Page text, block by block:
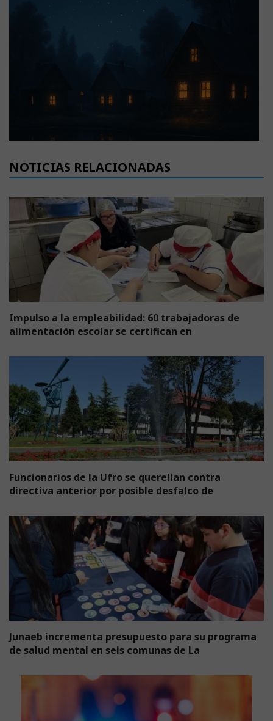
NOTICIAS RELACIONADAS
Impulso a la empleabilidad: 60 trabajadoras de
alimentación escolar se certifican en
Funcionarios de la Ufro se querellan contra
directiva anterior por posible desfalco de
Junaeb incrementa presupuesto para su programa
de salud mental en seis comunas de La